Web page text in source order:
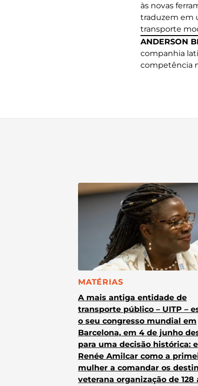
às novas
traduzem em
transporte
ANDERSON
companhia
competência
CATEGORIA:
MATÉRIAS
A mais antiga entidade de
transporte público – UITP –
o seu congresso mundial em
Barcelona, em 4 de junho
para uma decisão histórica:
Renée Amilcar como a
mulher a comandar os
veterana organização de 128